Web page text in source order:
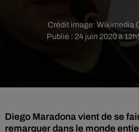
Publié : 24 juin 2020 à
Crédit image: Wikimedia
Diego Maradona vient de se
remarquer dans le monde